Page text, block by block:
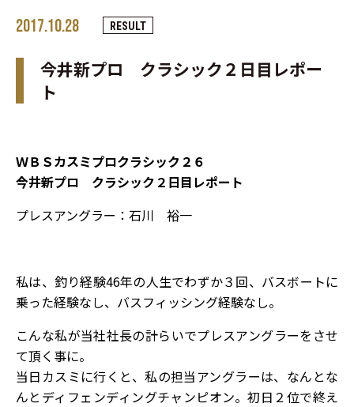
2017.10.28 RESULT
今井新プロ クラシック２日目レポー
ト
ＷＢＳカスミプロクラシック２６
今井新プロ クラシック２日目レポート
プレスアングラー：石川 裕一
私は、釣り経験46年の人生でわずか３回、バスボートに
乗った経験なし、バスフィッシング経験なし。
こんな私が当社社長の計らいでプレスアングラーをさせ
て頂く事に。
当日カスミに行くと、私の担当アングラーは、なんとな
んとディフェンディングチャンピオン。初日２位で終え